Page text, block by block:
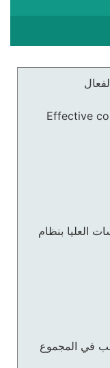
Effective
العليا بنظام
في المجموع